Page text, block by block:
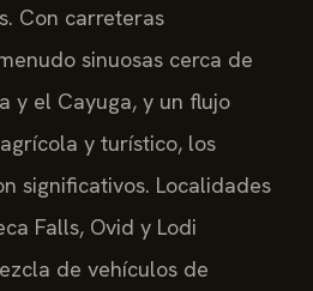
Con carreteras
sinuosas cerca de
y el Cayuga, y un flujo
y turístico, los
significativos. Localidades
Falls, Ovid y Lodi
de vehículos de